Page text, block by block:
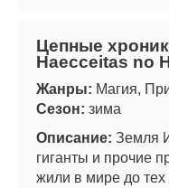
Цепные
Haecceitas no
Жанры: Магия,
Сезон: зима
Описание: Земля
гиганты и прочие
жили в мире до